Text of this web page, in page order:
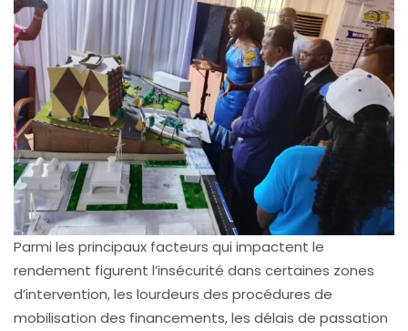
Parmi les principaux facteurs qui impactent le
rendement figurent l’insécurité dans certaines zones
d’intervention, les lourdeurs des procédures de
mobilisation des financements, les délais de passation